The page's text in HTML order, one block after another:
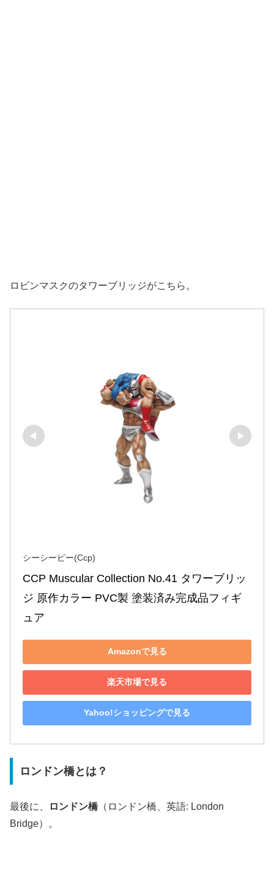
ロビンマスクのタワーブリッジがこちら。
シーシーピー(Ccp)
CCP Muscular Collection No.41 タワーブリッ
ジ 原作カラー PVC製 塗装済み完成品フィギ
ュア
Amazonで見る
楽天市場で見る
Yahoo!ショッピングで見る
ロンドン橋とは？
最後に、 ロンドン橋（ロンドン橋、英語: London
Bridge）。